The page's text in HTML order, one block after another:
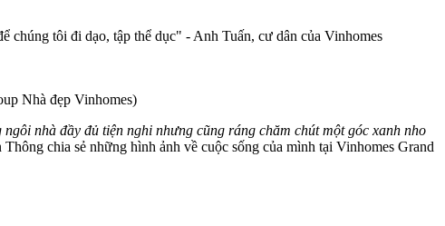
tôi đi dạo, tập thể dục" - Anh Tuấn, cư dân của Vinhomes
Nhà đẹp Vinhomes)
nhà đầy đủ tiện nghi nhưng cũng ráng chăm chút một góc xanh nho
chia sẻ những hình ảnh về cuộc sống của mình tại Vinhomes Grand